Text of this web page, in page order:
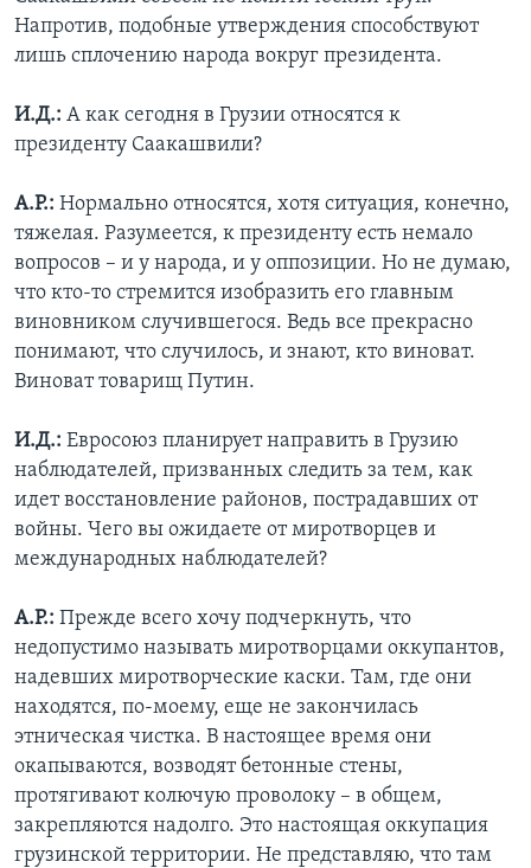
Напротив, подобные утверждения способствуют
лишь сплочению народа вокруг президента.
И.Д.: А как сегодня в Грузии относятся к
президенту Саакашвили?
А.Р.: Нормально относятся, хотя ситуация, конечно,
тяжелая. Разумеется, к президенту есть немало
вопросов – и у народа, и у оппозиции. Но не думаю,
что кто-то стремится изобразить его главным
виновником случившегося. Ведь все прекрасно
понимают, что случилось, и знают, кто виноват.
Виноват товарищ Путин.
И.Д.: Евросоюз планирует направить в Грузию
наблюдателей, призванных следить за тем, как
идет восстановление районов, пострадавших от
войны. Чего вы ожидаете от миротворцев и
международных наблюдателей?
А.Р.: Прежде всего хочу подчеркнуть, что
недопустимо называть миротворцами оккупантов,
надевших миротворческие каски. Там, где они
находятся, по-моему, еще не закончилась
этническая чистка. В настоящее время они
окапываются, возводят бетонные стены,
протягивают колючую проволоку – в общем,
закрепляются надолго. Это настоящая оккупация
грузинской территории. Не представляю, что там